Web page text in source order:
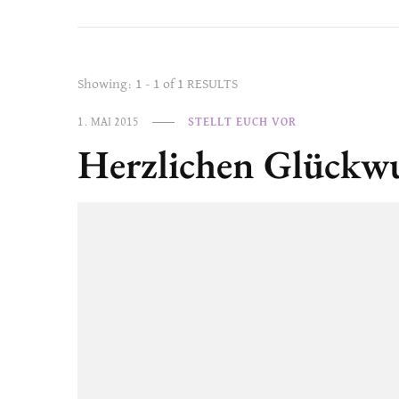
Showing: 1 - 1 of 1 RESULTS
1. MAI 2015 STELLT EUCH VOR
Herzlichen